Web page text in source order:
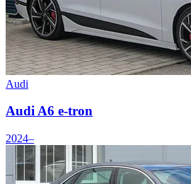
Audi
Audi A6 e-tron
2024–